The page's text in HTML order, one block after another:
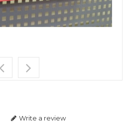
Write a review